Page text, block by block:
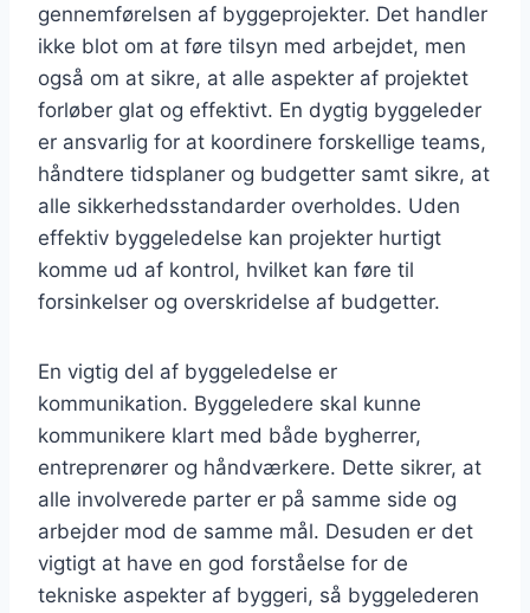
gennemførelsen af byggeprojekter. Det handler
ikke blot om at føre tilsyn med arbejdet, men
også om at sikre, at alle aspekter af projektet
forløber glat og effektivt. En dygtig byggeleder
er ansvarlig for at koordinere forskellige teams,
håndtere tidsplaner og budgetter samt sikre, at
alle sikkerhedsstandarder overholdes. Uden
effektiv byggeledelse kan projekter hurtigt
komme ud af kontrol, hvilket kan føre til
forsinkelser og overskridelse af budgetter.
En vigtig del af byggeledelse er
kommunikation. Byggeledere skal kunne
kommunikere klart med både bygherrer,
entreprenører og håndværkere. Dette sikrer, at
alle involverede parter er på samme side og
arbejder mod de samme mål. Desuden er det
vigtigt at have en god forståelse for de
tekniske aspekter af byggeri, så byggelederen